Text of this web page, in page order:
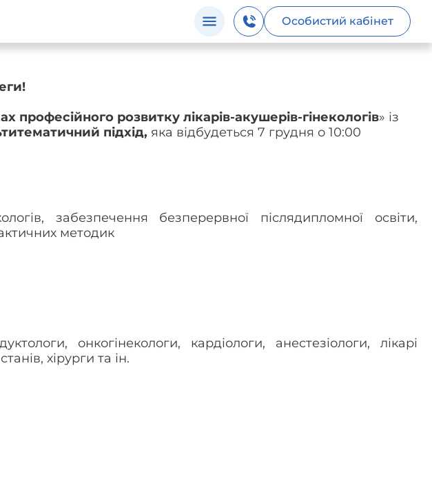
Особистий кабінет
професійного розвитку лікарів-акушерів-гінекологів» із
підхід, яка відбудеться 7 грудня о 10:00
забезпечення безперервної післядипломної освіти,
методик
онкогінекологи, кардіологи, анестезіологи, лікарі
хірурги та ін.